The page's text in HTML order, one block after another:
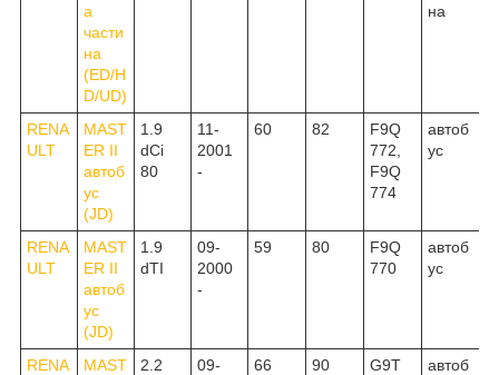
а
части
на
(ED/H
D/UD)
на
RENA
ULT
MAST
ER II
автоб
ус
(JD)
1.9
dCi
80
11-
2001
-
60 82
F9Q
772,
F9Q
774
автоб
ус
RENA
ULT
MAST
ER II
автоб
ус
(JD)
1.9
dTI
09-
2000
-
59 80
F9Q
770
автоб
ус
RENA
MAST
2.2
09-
66 90
G9T
автоб